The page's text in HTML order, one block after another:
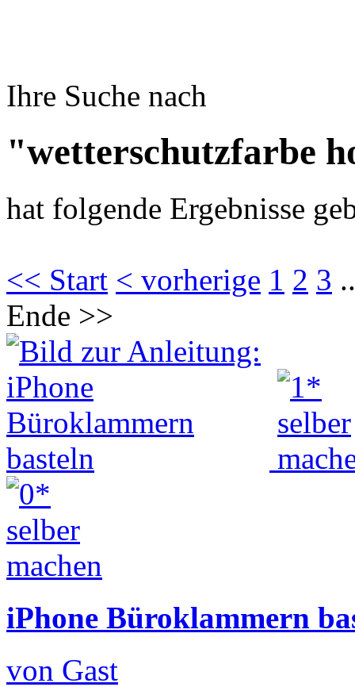
Ihre Suche nach
"wetterschutzfarbe
hat folgende Ergebnisse
<< Start < vorherige 1 2 3
Ende >>
iPhone Büroklammern
von Gast